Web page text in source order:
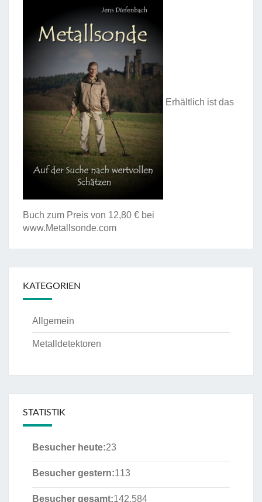
Erhältlich ist das
Buch zum Preis von 12,80 € bei
www.Metallsonde.com
KATEGORIEN
Allgemein
Metalldetektoren
STATISTIK
Besucher heute:23
Besucher gestern:113
Besucher gesamt:142.584